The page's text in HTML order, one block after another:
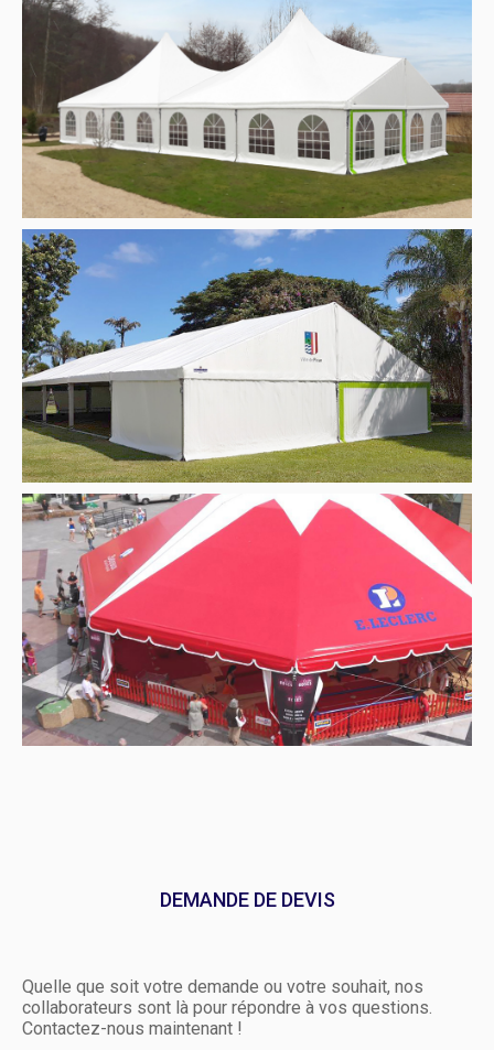
DEMANDE DE DEVIS
Quelle que soit votre demande ou votre souhait, nos
collaborateurs sont là pour répondre à vos questions.
Contactez-nous maintenant !